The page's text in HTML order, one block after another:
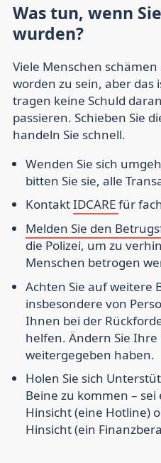
Was tun, wenn
wurden?
Viele Menschen
worden zu sein, aber das
tragen keine Schuld
passieren. Schieben Sie
handeln Sie schnell.
Wenden Sie sich
bitten Sie sie, alle
KontaktIDCAREfür
Melden Sie den
die Polizei, um zu
Menschen betrogen
Achten Sie auf weitere
insbesondere von
Ihnen bei der
helfen. Ändern Sie Ihre
weitergegeben haben.
Holen Sie sich
Beine zu kommen – sei
Hinsicht (eine Hotline)
Hinsicht (ein